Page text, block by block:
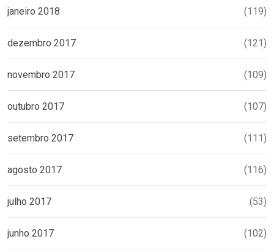
janeiro 2018 (119)
dezembro 2017 (121)
novembro 2017 (109)
outubro 2017 (107)
setembro 2017 (111)
agosto 2017 (116)
julho 2017 (53)
junho 2017 (102)